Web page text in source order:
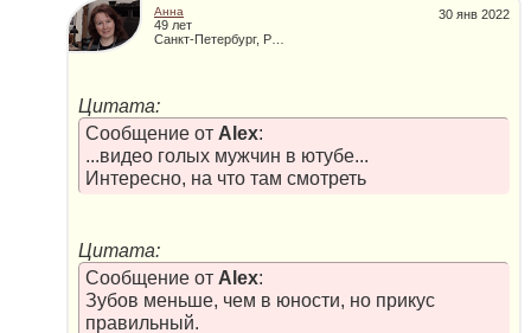
30 янв 2022
Анна
49 лет
Цитата:
Сообщение от Alex:
...видео голых мужчин в ютубе...
Интересно, на что там смотреть
Цитата:
Сообщение от Alex:
Зубов меньше, чем в юности, но прикус
правильный.